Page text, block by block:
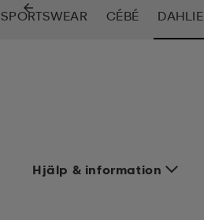
CÉBÉ DAHLIE
Hjälp & information